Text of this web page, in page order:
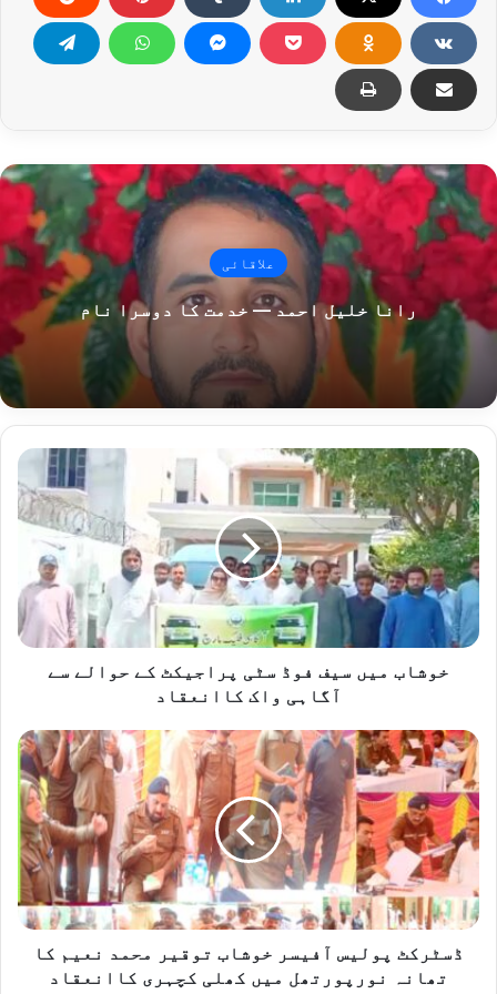
علاقائی
رانا خلیل احمد — خدمت کا دوسرا نام
خ
و
ش
ا
ب
م
ی
س
و
ڈ
س
ٹ
ی
پ
ا
ج
خوشاب میں سیف فوڈ سٹی پراجیکٹ کے حوالے سے
آگاہی واک کاانعقاد
ڈ
س
ٹ
ر
ک
ٹ
و
ل
ڈسٹرکٹ پولیس آفیسر خوشاب توقیر محمد نعیم کا
تھانہ نورپورتھل میں کھلی کچہری کاانعقاد